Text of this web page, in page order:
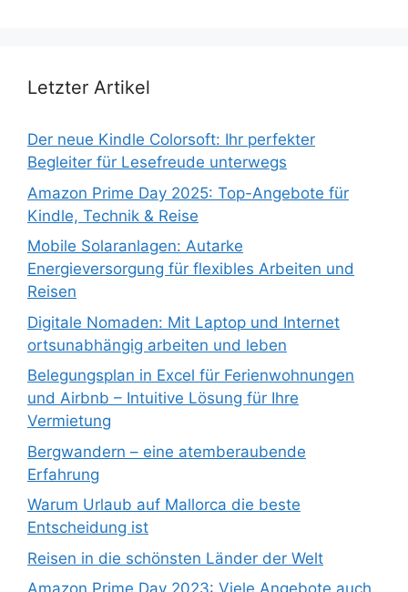
Letzter Artikel
Der neue Kindle Colorsoft: Ihr perfekter
Begleiter für Lesefreude unterwegs
Amazon Prime Day 2025: Top-Angebote für
Kindle, Technik & Reise
Mobile Solaranlagen: Autarke
Energieversorgung für flexibles Arbeiten und
Reisen
Digitale Nomaden: Mit Laptop und Internet
ortsunabhängig arbeiten und leben
Belegungsplan in Excel für Ferienwohnungen
und Airbnb – Intuitive Lösung für Ihre
Vermietung
Bergwandern – eine atemberaubende
Erfahrung
Warum Urlaub auf Mallorca die beste
Entscheidung ist
Reisen in die schönsten Länder der Welt
Amazon Prime Day 2023: Viele Angebote auch